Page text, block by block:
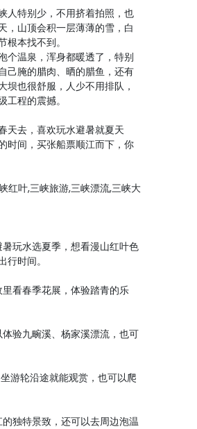
人特别少，不用挤着拍照，也
，山顶会积一层薄薄的雪，白
本找不到。
个温泉，浑身都暖透了，特别
己腌的腊肉、晒的腊鱼，还有
也很舒服，人少不用排队，
程的震撼。
天去，喜欢玩水避暑就夏天
时间，买张船票顺江而下，你
红叶,三峡旅游,三峡漂流,三峡大
玩水选夏季，想看漫山红叶色
时间。
看春季花展，体验踏青的乐
验九畹溪、杨家溪漂流，也可
游轮沿途就能观赏，也可以爬
独特景致，还可以去周边泡温